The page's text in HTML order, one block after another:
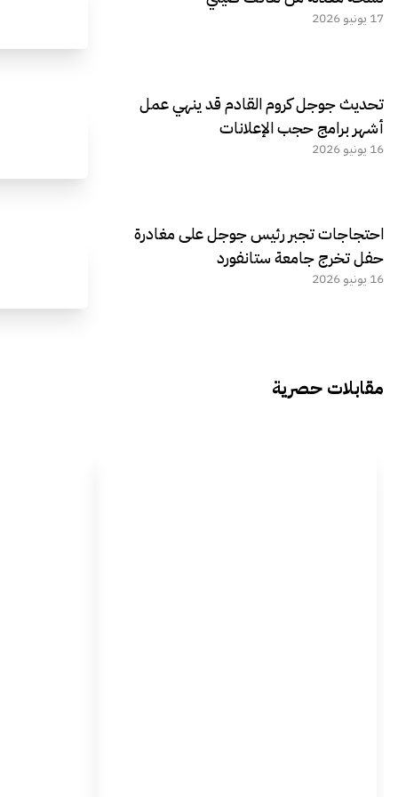
17 يونيو 2026
تحديث جوجل كروم القادم قد ينهي عمل
أشهر برامج حجب الإعلانات
16 يونيو 2026
احتجاجات تجبر رئيس جوجل على مغادرة
حفل تخرج جامعة ستانفورد
16 يونيو 2026
مقابلات حصرية